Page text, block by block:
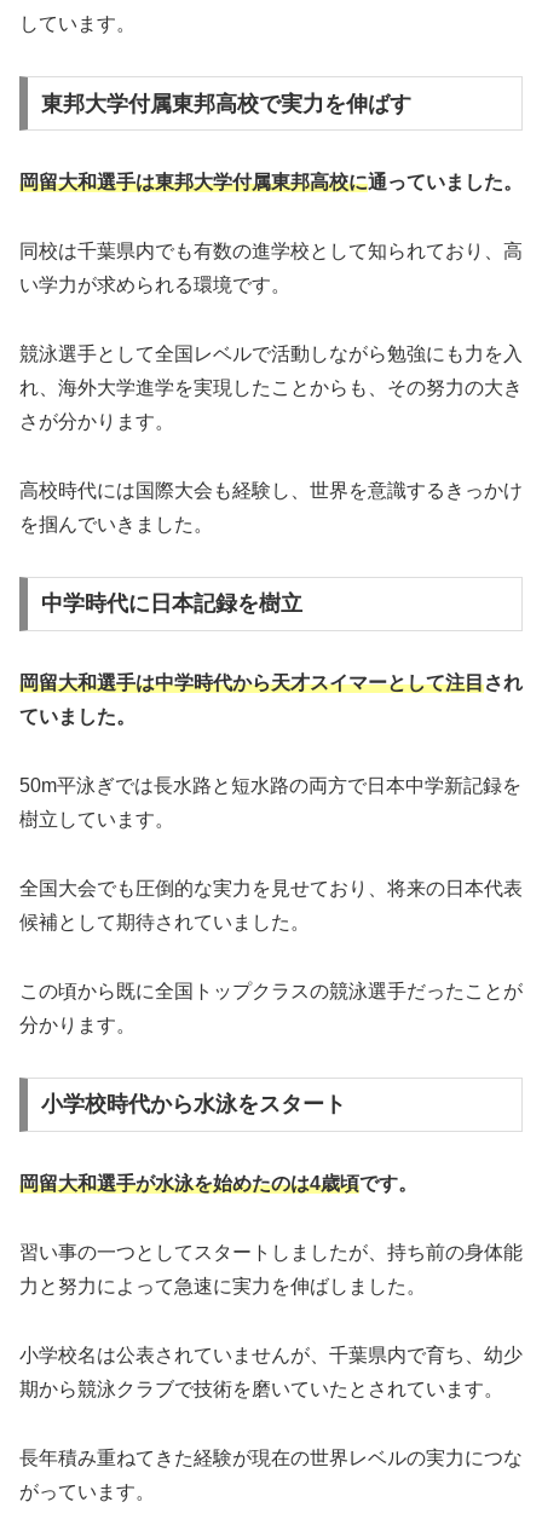
しています。
東邦大学付属東邦高校で実力を伸ばす
岡留大和選手は東邦大学付属東邦高校に通っていました。
同校は千葉県内でも有数の進学校として知られており、高
い学力が求められる環境です。
競泳選手として全国レベルで活動しながら勉強にも力を入
れ、海外大学進学を実現したことからも、その努力の大き
さが分かります。
高校時代には国際大会も経験し、世界を意識するきっかけ
を掴んでいきました。
中学時代に日本記録を樹立
岡留大和選手は中学時代から天才スイマーとして注目され
ていました。
50m平泳ぎでは長水路と短水路の両方で日本中学新記録を
樹立しています。
全国大会でも圧倒的な実力を見せており、将来の日本代表
候補として期待されていました。
この頃から既に全国トップクラスの競泳選手だったことが
分かります。
小学校時代から水泳をスタート
岡留大和選手が水泳を始めたのは4歳頃です。
習い事の一つとしてスタートしましたが、持ち前の身体能
力と努力によって急速に実力を伸ばしました。
小学校名は公表されていませんが、千葉県内で育ち、幼少
期から競泳クラブで技術を磨いていたとされています。
長年積み重ねてきた経験が現在の世界レベルの実力につな
がっています。